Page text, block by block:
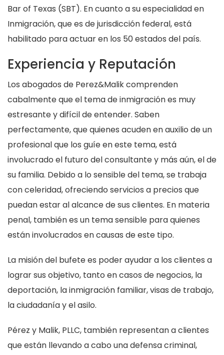
Bar of Texas (SBT). En cuanto a su especialidad en
Inmigración, que es de jurisdicción federal, está
habilitado para actuar en los 50 estados del país.
Experiencia y Reputación
Los abogados de Perez&Malik comprenden
cabalmente que el tema de inmigración es muy
estresante y difícil de entender. Saben
perfectamente, que quienes acuden en auxilio de un
profesional que los guíe en este tema, está
involucrado el futuro del consultante y más aún, el de
su familia. Debido a lo sensible del tema, se trabaja
con celeridad, ofreciendo servicios a precios que
puedan estar al alcance de sus clientes. En materia
penal, también es un tema sensible para quienes
están involucrados en causas de este tipo.
La misión del bufete es poder ayudar a los clientes a
lograr sus objetivo, tanto en casos de negocios, la
deportación, la inmigración familiar, visas de trabajo,
la ciudadanía y el asilo.
Pérez y Malik, PLLC, también representan a clientes
que están llevando a cabo una defensa criminal,